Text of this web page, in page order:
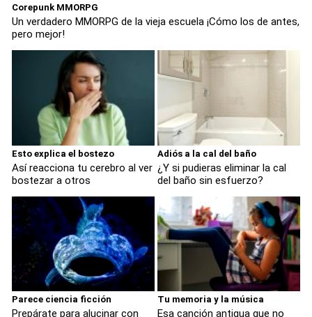
Corepunk MMORPG
Un verdadero MMORPG de la vieja escuela ¡Cómo los de antes,
pero mejor!
Esto explica el bostezo
Así reacciona tu cerebro al ver
bostezar a otros
Adiós a la cal del baño
¿Y si pudieras eliminar la cal
del baño sin esfuerzo?
Parece ciencia ficción
Prepárate para alucinar con
Tu memoria y la música
Esa canción antigua que no